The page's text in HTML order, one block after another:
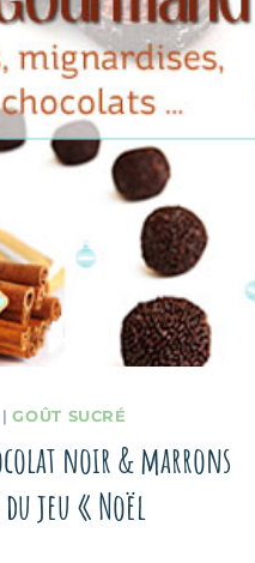
|GOÛT SUCRÉ
noir & marrons
jeu « Noël